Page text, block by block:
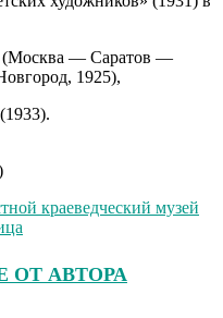
(Москва — Саратов —
1925),
краеведческий музей
ОТ АВТОРА